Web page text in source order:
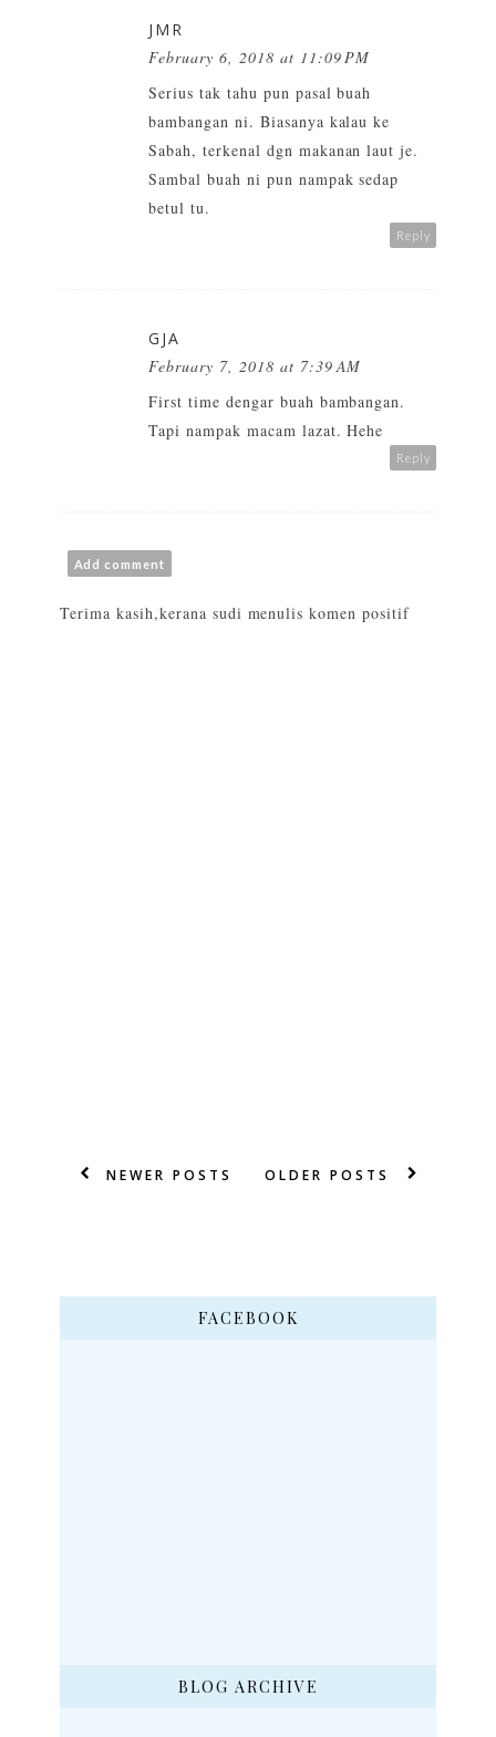
JMR
February 6, 2018 at 11:09 PM
Serius tak tahu pun pasal buah
bambangan ni. Biasanya kalau ke
Sabah, terkenal dgn makanan laut je.
Sambal buah ni pun nampak sedap
betul tu.
Reply
GJA
February 7, 2018 at 7:39 AM
First time dengar buah bambangan.
Tapi nampak macam lazat. Hehe
Reply
Add comment
Terima kasih,kerana sudi menulis komen positif
NEWER POSTS OLDER POSTS
FACEBOOK
BLOG ARCHIVE